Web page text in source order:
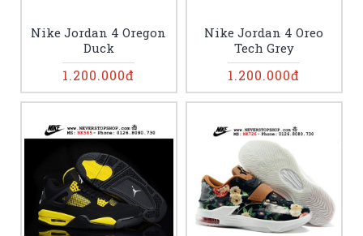
Nike Jordan 4 Oregon
Duck
1.200.000đ
Nike Jordan 4 Oreo
Tech Grey
1.200.000đ